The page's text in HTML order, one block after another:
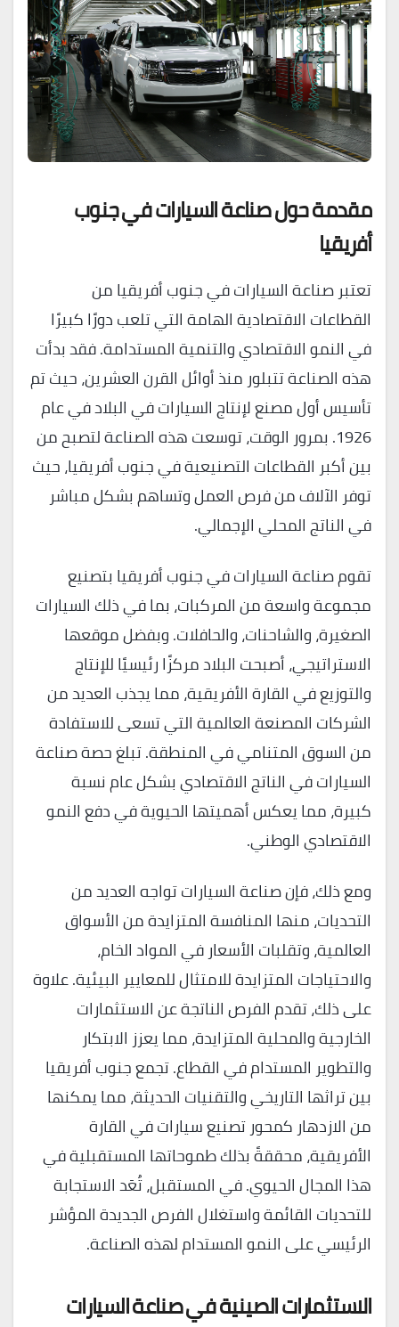
مقدمة حول صناعة السيارات في جنوب
أفريقيا
تعتبر صناعة السيارات في جنوب أفريقيا من
القطاعات الاقتصادية الهامة التي تلعب دورًا كبيرًا
في النمو الاقتصادي والتنمية المستدامة. فقد بدأت
هذه الصناعة تتبلور منذ أوائل القرن العشرين، حيث تم
تأسيس أول مصنع لإنتاج السيارات في البلاد في عام
1926. بمرور الوقت، توسعت هذه الصناعة لتصبح من
بين أكبر القطاعات التصنيعية في جنوب أفريقيا، حيث
توفر الآلاف من فرص العمل وتساهم بشكل مباشر
في الناتج المحلي الإجمالي.
تقوم صناعة السيارات في جنوب أفريقيا بتصنيع
مجموعة واسعة من المركبات، بما في ذلك السيارات
الصغيرة، والشاحنات، والحافلات. وبفضل موقعها
الاستراتيجي، أصبحت البلاد مركزًا رئيسيًا للإنتاج
والتوزيع في القارة الأفريقية، مما يجذب العديد من
الشركات المصنعة العالمية التي تسعى للاستفادة
من السوق المتنامي في المنطقة. تبلغ حصة صناعة
السيارات في الناتج الاقتصادي بشكل عام نسبة
كبيرة، مما يعكس أهميتها الحيوية في دفع النمو
الاقتصادي الوطني.
ومع ذلك، فإن صناعة السيارات تواجه العديد من
التحديات، منها المنافسة المتزايدة من الأسواق
العالمية، وتقلبات الأسعار في المواد الخام،
والاحتياجات المتزايدة للامتثال للمعايير البيئية. علاوة
على ذلك، تقدم الفرص الناتجة عن الاستثمارات
الخارجية والمحلية المتزايدة، مما يعزز الابتكار
والتطوير المستدام في القطاع. تجمع جنوب أفريقيا
بين تراثها التاريخي والتقنيات الحديثة، مما يمكنها
من الازدهار كمحور تصنيع سيارات في القارة
الأفريقية، محققةً بذلك طموحاتها المستقبلية في
هذا المجال الحيوي. في المستقبل، تُعَد الاستجابة
للتحديات القائمة واستغلال الفرص الجديدة المؤشر
الرئيسي على النمو المستدام لهذه الصناعة.
الاستثمارات الصينية في صناعة السيارات